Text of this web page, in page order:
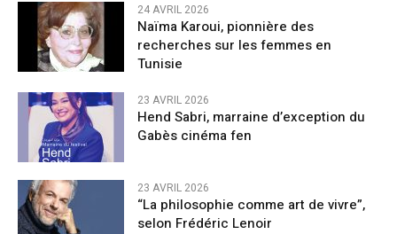
24 AVRIL 2026
Naïma Karoui, pionnière des
recherches sur les femmes en
Tunisie
23 AVRIL 2026
Hend Sabri, marraine d’exception du
Gabès cinéma fen
23 AVRIL 2026
“La philosophie comme art de vivre”,
selon Frédéric Lenoir